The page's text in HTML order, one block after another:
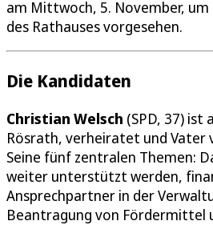
am Mittwoch, 5. November, um
des Rathauses vorgesehen.
Die Kandidaten
Christian Welsch (SPD, 37) ist
Rösrath, verheiratet und Vater
Seine fünf zentralen Themen:
weiter unterstützt werden,
Ansprechpartner in der
Beantragung von Fördermittel